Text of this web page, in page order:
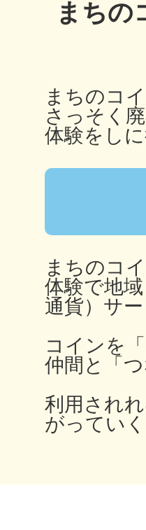
まちの
まちのコ
さっそく
体験をし
まちのコ
体験で地
通貨）サー
コインを
仲間と「
利用され
がってい